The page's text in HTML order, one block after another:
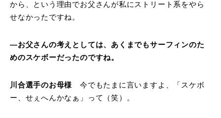
から、という理由でお父さんが私にストリート系をやら
せなかったですね。
―お父さんの考えとしては、あくまでもサーフィンのた
めのスケボーだったのですね。
川合選手のお母様 今でもたまに言いますよ、「スケボ
ー、せぇへんかなぁ」って（笑）。